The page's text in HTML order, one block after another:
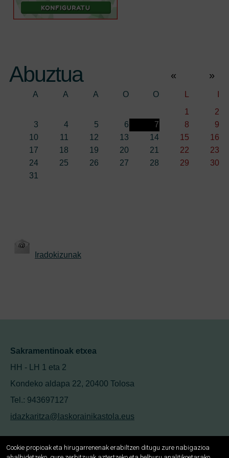
Abuztua « »
A A A O O
1
2
3
4 5 6 7 8
9
10
11 12 13 14 15
16
17
18 19 20 21 22
23
24
25 26 27 28 29
30
31
Iradokizunak
Sakramentinoak etxea
HH - LH 1 eta 2
Kondeko aldapa 22, 20400 Tolosa
Tel.: 943697127
idazkaritza@laskorainikastola.eus
Cookie propioak eta hirugarrenenak erabiltzen ditugu zure nabigazioa